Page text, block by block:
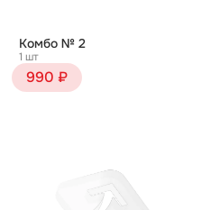
Комбо № 2
1 шт
990 ₽